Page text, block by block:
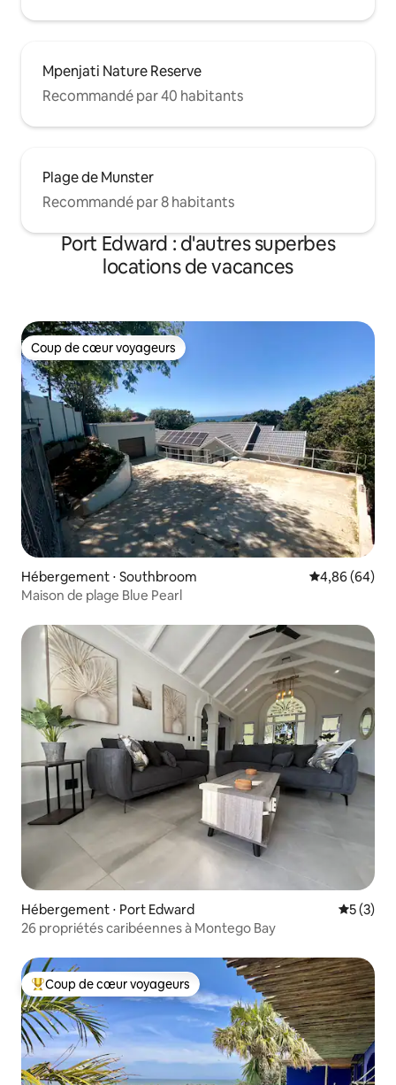
Mpenjati Nature Reserve
Recommandé par 40 habitants
Plage de Munster
Recommandé par 8 habitants
Port Edward : d'autres superbes
locations de vacances
Coup de cœur voyageurs
Coup de cœur voyageurs
Hébergement ⋅ Southbroom Évaluation
4,86 (64)
Maison de plage Blue Pearl
Hébergement ⋅ Port Edward
5 (3)
26 propriétés caribéennes à Montego Bay
Coups de cœur voyageurs les plus appréciés
Coup de cœur voyageurs